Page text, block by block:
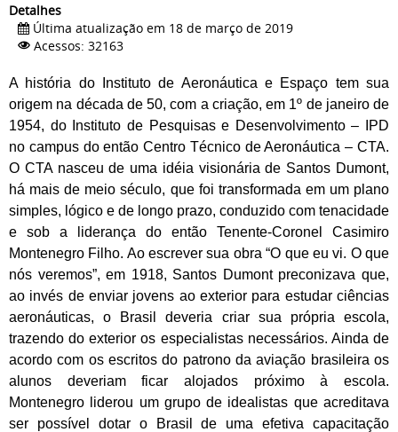
Detalhes
Última atualização em 18 de março de 2019
Acessos: 32163
A história do Instituto de Aeronáutica e Espaço tem sua
origem na década de 50, com a criação, em 1º de janeiro de
1954, do Instituto de Pesquisas e Desenvolvimento – IPD
no campus do então Centro Técnico de Aeronáutica – CTA.
O CTA nasceu de uma idéia visionária de Santos Dumont,
há mais de meio século, que foi transformada em um plano
simples, lógico e de longo prazo, conduzido com tenacidade
e sob a liderança do então Tenente-Coronel Casimiro
Montenegro Filho. Ao escrever sua obra “O que eu vi. O que
nós veremos”, em 1918, Santos Dumont preconizava que,
ao invés de enviar jovens ao exterior para estudar ciências
aeronáuticas, o Brasil deveria criar sua própria escola,
trazendo do exterior os especialistas necessários. Ainda de
acordo com os escritos do patrono da aviação brasileira os
alunos deveriam ficar alojados próximo à escola.
Montenegro liderou um grupo de idealistas que acreditava
ser possível dotar o Brasil de uma efetiva capacitação